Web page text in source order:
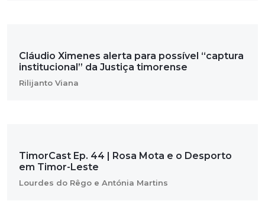
Cláudio Ximenes alerta para possível “captura
institucional” da Justiça timorense
Rilijanto Viana
TimorCast Ep. 44 | Rosa Mota e o Desporto
em Timor-Leste
Lourdes do Rêgo e Antónia Martins